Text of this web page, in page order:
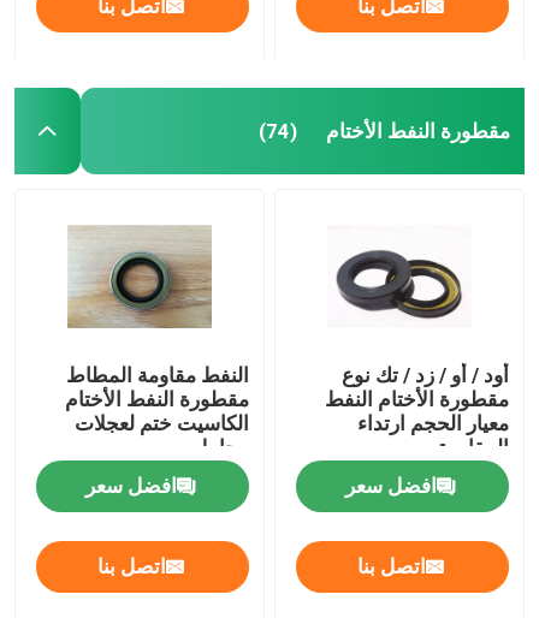
اتصل بنا اتصل بنا
مقطورة النفط الأختام (74)
أود / أو / زد / تك نوع
مقطورة الأختام النفط
معيار الحجم ارتداء
المقاومة
افضل سعر
اتصل بنا
النفط مقاومة المطاط
مقطورة النفط الأختام
الكاسيت ختم لعجلات
محامل
افضل سعر
اتصل بنا